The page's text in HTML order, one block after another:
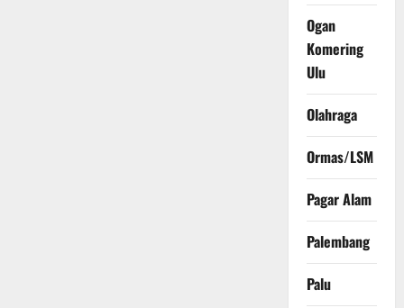
Ogan
Komering
Ulu
Olahraga
Ormas/LSM
Pagar Alam
Palembang
Palu